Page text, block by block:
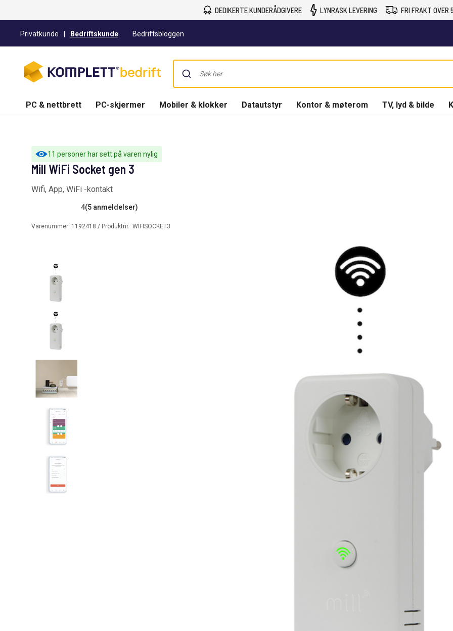
DEDIKERTE KUNDERÅDGIVERE LYNRASK LEVERING FRI FRAKT
Privatkunde Bedriftskunde Bedriftsbloggen
PC & nettbrett PC-skjermer Mobiler & klokker Datautstyr Kontor & møterom TV, lyd & bilde
11 personer har sett på varen nylig
Mill WiFi Socket gen 3
Wifi, App, WiFi -kontakt
4(5 anmeldelser)
Varenummer: 1192418 / Produktnr.: WIFISOCKET3